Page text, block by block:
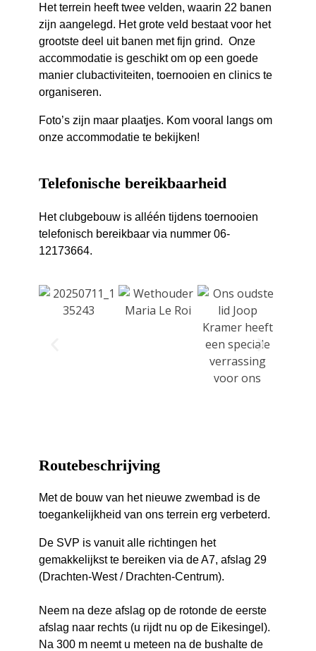
Het terrein heeft twee velden, waarin 22 banen
zijn aangelegd. Het grote veld bestaat voor het
grootste deel uit banen met fijn grind. Onze
accommodatie is geschikt om op een goede
manier clubactiviteiten, toernooien en clinics te
organiseren.
Foto’s zijn maar plaatjes. Kom vooral langs om
onze accommodatie te bekijken!
Telefonische bereikbaarheid
Het clubgebouw is alléén tijdens toernooien
telefonisch bereikbaar via nummer 06-
12173664.
Routebeschrijving
Met de bouw van het nieuwe zwembad is de
toegankelijkheid van ons terrein erg verbeterd.
De SVP is vanuit alle richtingen het
gemakkelijkst te bereiken via de A7, afslag 29
(Drachten-West / Drachten-Centrum).
Neem na deze afslag op de rotonde de eerste
afslag naar rechts (u rijdt nu op de Eikesingel).
Na 300 m neemt u meteen na de bushalte de